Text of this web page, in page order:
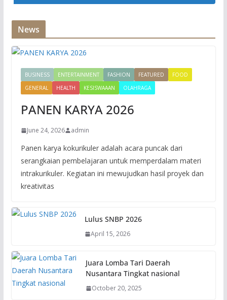
News
BUSINESS ENTERTAINMENT FASHION FEATURED
FOOD
GENERAL
HEALTH KESISWAAAN OLAHRAGA
PANEN KARYA 2026
June 24, 2026 admin
Panen karya kokurikuler adalah acara puncak dari
serangkaian pembelajaran untuk memperdalam materi
intrakurikuler. Kegiatan ini mewujudkan hasil proyek dan
kreativitas
Lulus SNBP 2026
April 15, 2026
Juara Lomba Tari Daerah
Nusantara Tingkat nasional
October 20, 2025